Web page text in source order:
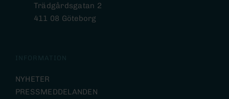
NYHETER
PRESSMEDDELANDEN
Trädgårdsgatan 2
411 08 Göteborg